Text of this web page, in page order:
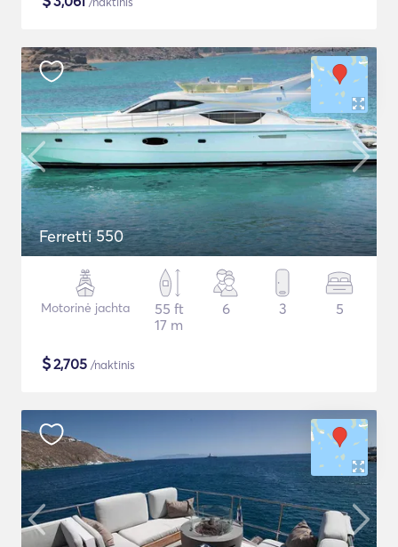
Ferretti 550
Motorinė jachta
55 ft
17 m
6 3 5
$2,705 /naktinis